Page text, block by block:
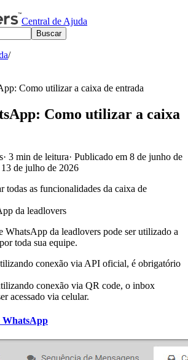
Central de Ajuda
Buscar
/
Como utilizar a caixa de entrada
Como utilizar a caixa
· 3 min de leitura· Publicado em 8 de junho de
de julho de 2026
todas as funcionalidades da caixa de
da leadlovers
WhatsApp da leadlovers pode ser utilizado a
toda sua equipe.
conexão via API oficial, é obrigatório
conexão via QR code, o inbox
acessado via celular.
WhatsApp